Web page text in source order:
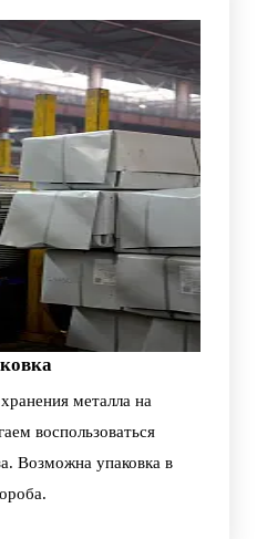
металла на
воспользоваться
Возможна упаковка в